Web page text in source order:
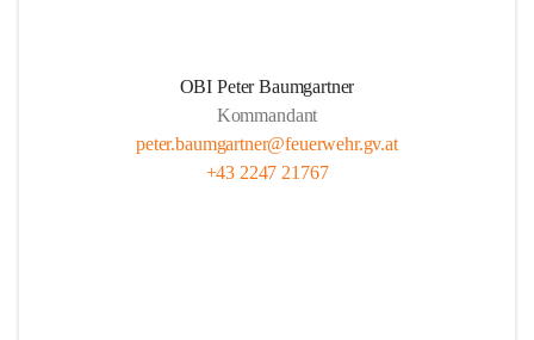
OBI Peter Baumgartner
Kommandant
peter.baumgartner@feuerwehr.gv.at
+43 2247 21767